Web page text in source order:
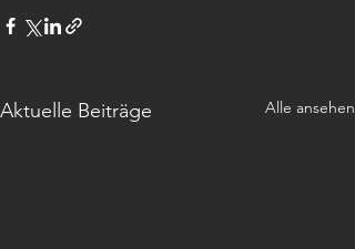
Aktuelle Beiträge Alle ansehen